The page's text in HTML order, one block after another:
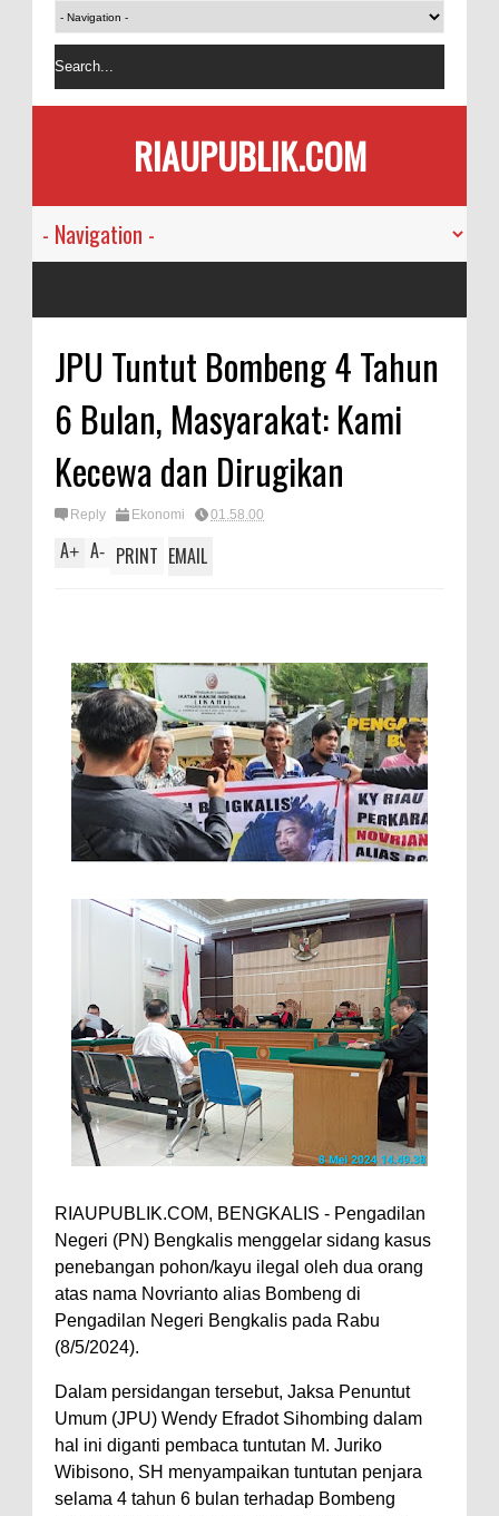
RIAUPUBLIK.COM
JPU Tuntut Bombeng 4 Tahun
6 Bulan, Masyarakat: Kami
Kecewa dan Dirugikan
Reply Ekonomi 01.58.00
A+ A- PRINT EMAIL
RIAUPUBLIK.COM, BENGKALIS - Pengadilan
Negeri (PN) Bengkalis menggelar sidang kasus
penebangan pohon/kayu ilegal oleh dua orang
atas nama Novrianto alias Bombeng di
Pengadilan Negeri Bengkalis pada Rabu
(8/5/2024).
Dalam persidangan tersebut, Jaksa Penuntut
Umum (JPU) Wendy Efradot Sihombing dalam
hal ini diganti pembaca tuntutan M. Juriko
Wibisono, SH menyampaikan tuntutan penjara
selama 4 tahun 6 bulan terhadap Bombeng